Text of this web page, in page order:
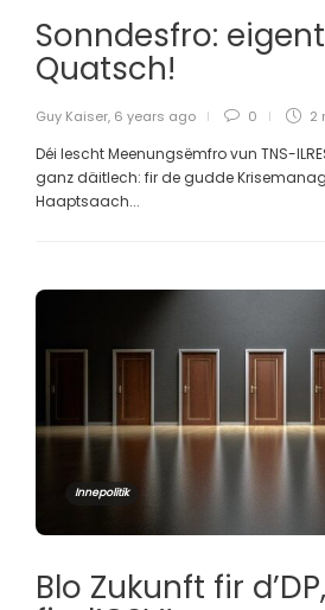
Sonndesfro:
Quatsch!
Guy Kaiser, 6 years ago 0 2
Déi lescht Meenungsëmfro vun TNS-
ganz däitlech: fir de gudde
Haaptsaach...
Innepolitik
Blo Zukunft fir